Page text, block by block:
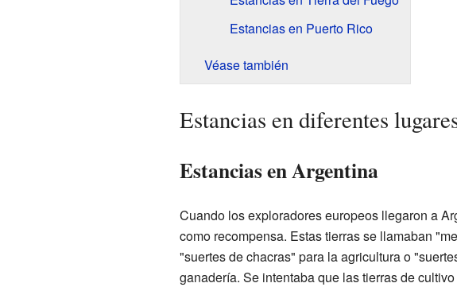
Estancias en Puerto Rico
Véase también
Estancias en diferentes
Estancias en Argentina
Cuando los exploradores europeos llegaron a
como recompensa. Estas tierras se llamaban
"suertes de chacras" para la agricultura o
ganadería. Se intentaba que las tierras de